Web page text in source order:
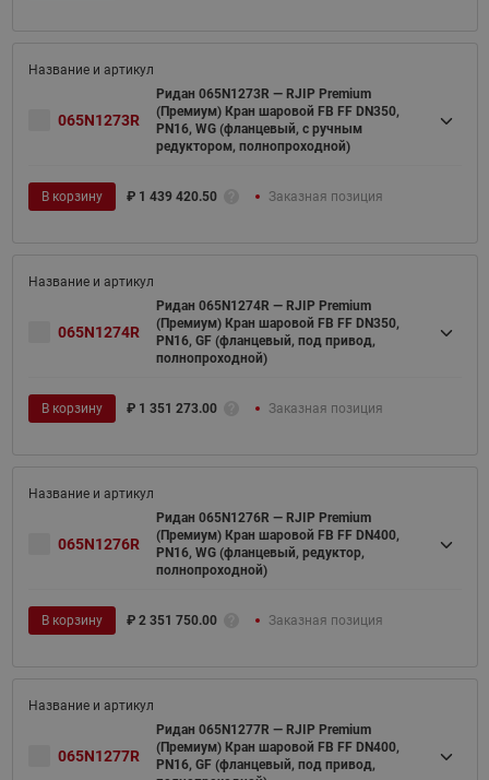
065N1273R
Ридан 065N1273R — RJIP Premium
(Премиум) Кран шаровой FB FF DN350,
PN16, WG (фланцевый, с ручным
редуктором, полнопроходной)
В корзину ₽ 1 439 420.50 Заказная позиция
065N1274R
Ридан 065N1274R — RJIP Premium
(Премиум) Кран шаровой FB FF DN350,
PN16, GF (фланцевый, под привод,
полнопроходной)
В корзину ₽ 1 351 273.00 Заказная позиция
065N1276R
Ридан 065N1276R — RJIP Premium
(Премиум) Кран шаровой FB FF DN400,
PN16, WG (фланцевый, редуктор,
полнопроходной)
В корзину ₽ 2 351 750.00 Заказная позиция
065N1277R
Ридан 065N1277R — RJIP Premium
(Премиум) Кран шаровой FB FF DN400,
PN16, GF (фланцевый, под привод,